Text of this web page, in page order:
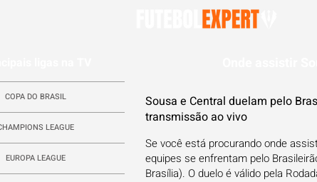
COPA DO BRASIL
LEAGUE
EUROPA LEAGUE
Sousa e Central duelam pelo
transmissão ao vivo
Se você está procurando onde
equipes se enfrentam pelo
Brasília). O duelo é válido pela